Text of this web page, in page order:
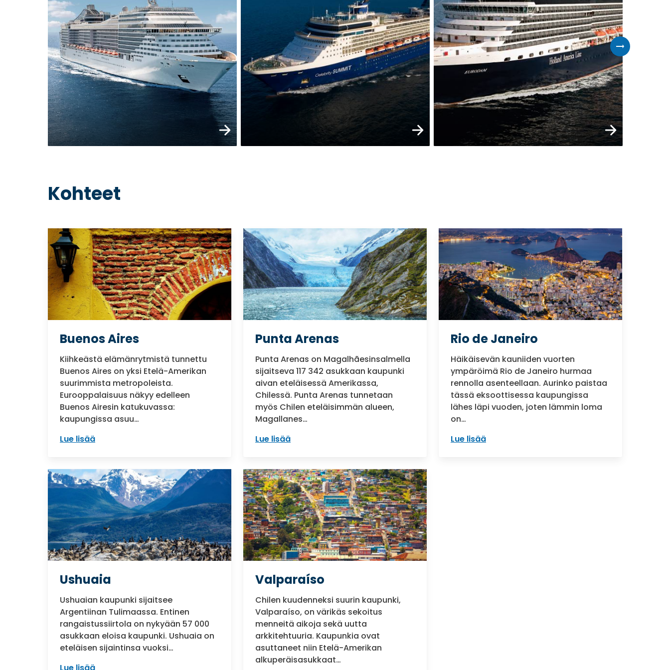
Varaa nyt Varaa nyt Varaa nyt
Kohteet
Buenos Aires
Kiihkeästä elämänrytmistä tunnettu
Buenos Aires on yksi Etelä-Amerikan
suurimmista metropoleista.
Eurooppalaisuus näkyy edelleen
Buenos Airesin katukuvassa:
kaupungissa asuu…
Lue lisää
Punta Arenas
Punta Arenas on Magalhãesinsalmella
sijaitseva 117 342 asukkaan kaupunki
aivan eteläisessä Amerikassa,
Chilessä. Punta Arenas tunnetaan
myös Chilen eteläisimmän alueen,
Magallanes…
Lue lisää: Punta Arenas
Rio de Janeiro
Häikäisevän kauniiden vuorten
ympäröimä Rio de Janeiro hurmaa
rennolla asenteellaan. Aurinko paistaa
tässä eksoottisessa kaupungissa
lähes läpi vuoden, joten lämmin loma
on…
Lue lisää: Rio de Janeiro
Ushuaia
Ushuaian kaupunki sijaitsee
Argentiinan Tulimaassa. Entinen
rangaistussiirtola on nykyään 57 000
asukkaan eloisa kaupunki. Ushuaia on
eteläisen sijaintinsa vuoksi…
Valparaíso
Chilen kuudenneksi suurin kaupunki,
Valparaíso, on värikäs sekoitus
menneitä aikoja sekä uutta
arkkitehtuuria. Kaupunkia ovat
asuttaneet niin Etelä-Amerikan
alkuperäisasukkaat…